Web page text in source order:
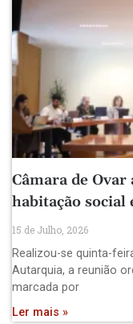
Câmara de Ovar
habitação social
15 de Julho, 2026
Realizou-se quinta-
Autarquia, a reunião
marcada por
Ler mais »